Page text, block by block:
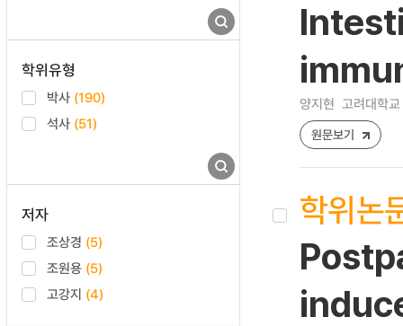
학위유형
박사 (190)
석사 (51)
저자
조상경 (5)
조원용 (5)
고강지 (4)
양지현 고려대학
원문보기
학위논